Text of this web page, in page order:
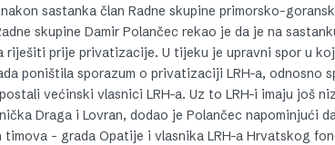
sastanka član Radne skupine primorsko-
skupine Damir Polančec rekao je da je na
riješiti prije privatizacije. U tijeku je upravni spor u
poništila sporazum o privatizaciji LRH-a, odnosno
većinski vlasnici LRH-a. Uz to LRH-i imaju još
Draga i Lovran, dodao je Polančec napominjući
– grada Opatije i vlasnika LRH-a Hrvatskog